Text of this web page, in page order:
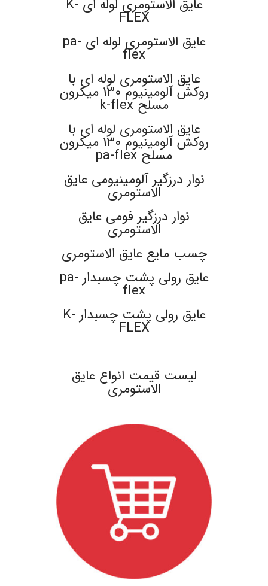
عایق الاستومری لوله ای K-
FLEX
عایق الاستومری لوله ای pa-
flex
عایق الاستومری لوله ای با
روکش آلومینیوم 130 میکرون
مسلح k-flex
عایق الاستومری لوله ای با
روکش آلومینیوم 130 میکرون
مسلح pa-flex
نوار درزگیر آلومینیومی عایق
الاستومری
نوار درزگیر فومی عایق
الاستومری
چسب مایع عایق الاستومری
عایق رولی پشت چسبدار pa-
flex
عایق رولی پشت چسبدار K-
FLEX
لیست قیمت انواع عایق
الاستومری